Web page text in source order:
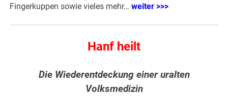
Fingerkuppen sowie vieles mehr…weiter >>>
Hanf heilt
Die Wiederentdeckung einer uralten
Volksmedizin